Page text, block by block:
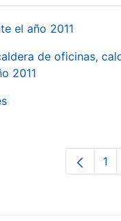
el año 2011
de oficinas,
2011
1